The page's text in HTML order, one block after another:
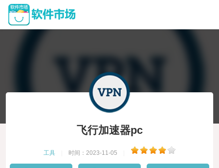
飞行加速器pc
工具 时间：2023-11-05